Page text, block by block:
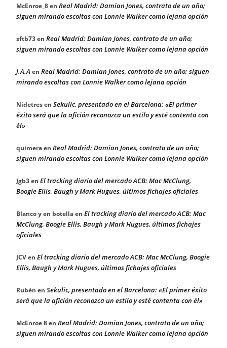
McEnroe_8en Real Madrid: Damian Jones, contrato de un año;
siguen mirando escoltas con Lonnie Walker como lejana opción
sftb73en Real Madrid: Damian Jones, contrato de un año;
siguen mirando escoltas con Lonnie Walker como lejana opción
J.A.A en Real Madrid: Damian Jones, contrato de un año; siguen
mirando escoltas con Lonnie Walker como lejana opción
Nidetresen Sekulic, presentado en el Barcelona: «El primer
éxito será que la afición reconozca un estilo y esté contenta con
él»
quimeraen Real Madrid: Damian Jones, contrato de un año;
siguen mirando escoltas con Lonnie Walker como lejana opción
Jgb3en El tracking diario del mercado ACB: Mac McClung,
Boogie Ellis, Baugh y Mark Hugues, últimos fichajes oficiales
Blanco y en botellaen El tracking diario del mercado ACB: Mac
McClung, Boogie Ellis, Baugh y Mark Hugues, últimos fichajes
oficiales
JCVen El tracking diario del mercado ACB: Mac McClung, Boogie
Ellis, Baugh y Mark Hugues, últimos fichajes oficiales
Rubén en Sekulic, presentado en el Barcelona: «El primer éxito
será que la afición reconozca un estilo y esté contenta con él»
McEnroe 8en Real Madrid: Damian Jones, contrato de un año;
siguen mirando escoltas con Lonnie Walker como lejana opción